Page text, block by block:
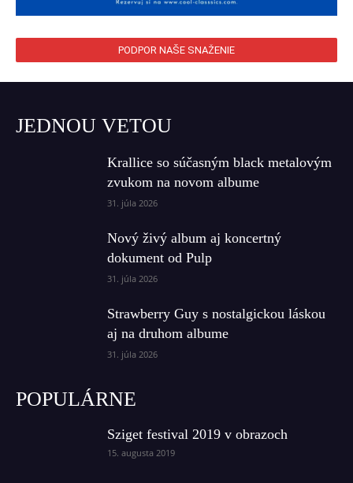
PODPOR NAŠE SNAŽENIE
JEDNOU VETOU
Krallice so súčasným black metalovým
zvukom na novom albume
31. júla 2026
Nový živý album aj koncertný
dokument od Pulp
31. júla 2026
Strawberry Guy s nostalgickou láskou
aj na druhom albume
31. júla 2026
POPULÁRNE
Sziget festival 2019 v obrazoch
15. augusta 2019